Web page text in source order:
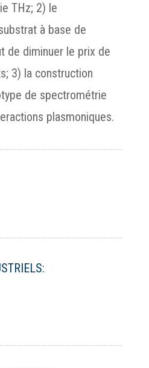
THz; 2) le
à base de
de diminuer le prix de
3) la construction
de spectrométrie
plasmoniques.